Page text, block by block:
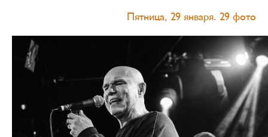
Пятница, 29 января. 29 фото